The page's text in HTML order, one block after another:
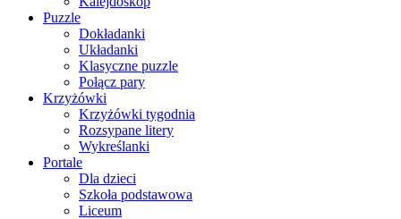
Puzzle
Dokładanki
Układanki
Klasyczne puzzle
Połącz pary
Krzyżówki
Krzyżówki tygodnia
Rozsypane litery
Wykreślanki
Portale
Dla dzieci
Szkoła podstawowa
Liceum